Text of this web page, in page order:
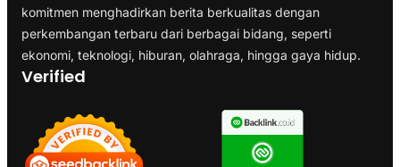
komitmen menghadirkan berita berkualitas dengan
perkembangan terbaru dari berbagai bidang, seperti
ekonomi, teknologi, hiburan, olahraga, hingga gaya hidup.
Verified